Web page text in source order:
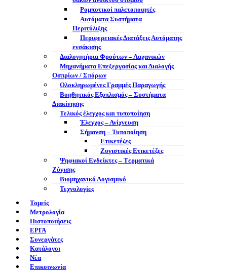
Ρομποτικοί παλετοποιητές
Αυτόματα Συστήματα
Περιτύλιξης
Περιφερειακές Διατάξεις Αυτόματης
ενσάκισης
Διαλογητήρια Φρούτων – Λαχανικών
Μηχανήματα Επεξεργασίας και Διαλογής
Οσπρίων / Σπόρων
Ολοκληρωμένες Γραμμές Παραγωγής
Βοηθητικός Εξοπλισμός – Συστήματα
Διακίνησης
Τελικός έλεγχος και τυποποίηση
Έλεγχος – Ανίχνευση
Σήμανση – Τυποποίηση
Ετικετέζες
Ζυγιστικές Ετικετέζες
Ψηφιακοί Ενδείκτες – Tερματικά
Ζύγισης
Βιομηχανικό Λογισμικό
Τεχνολογίες
Τομείς
Μετρολογία
Πιστοποιήσεις
ΕΡΓΑ
Συνεργάτες
Κατάλογοι
Νέα
Επικοινωνία